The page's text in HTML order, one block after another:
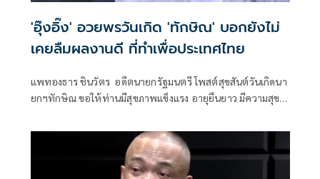
'อุ๊งอิ๊ง' อวยพรวันเกิด 'ทักษิณ' บอกยังไม่
เคยลืมผลงานดี ที่ทำเพื่อประเทศไทย
แพทองธาร ชินวัตร อดีตนายกรัฐมนตรี โพสต์สุขสันต์วันเกิดนา
ยกฯทักษิณ ขอให้ท่านมีสุขภาพแข็งแรง อายุยืนยาว มีความสุข